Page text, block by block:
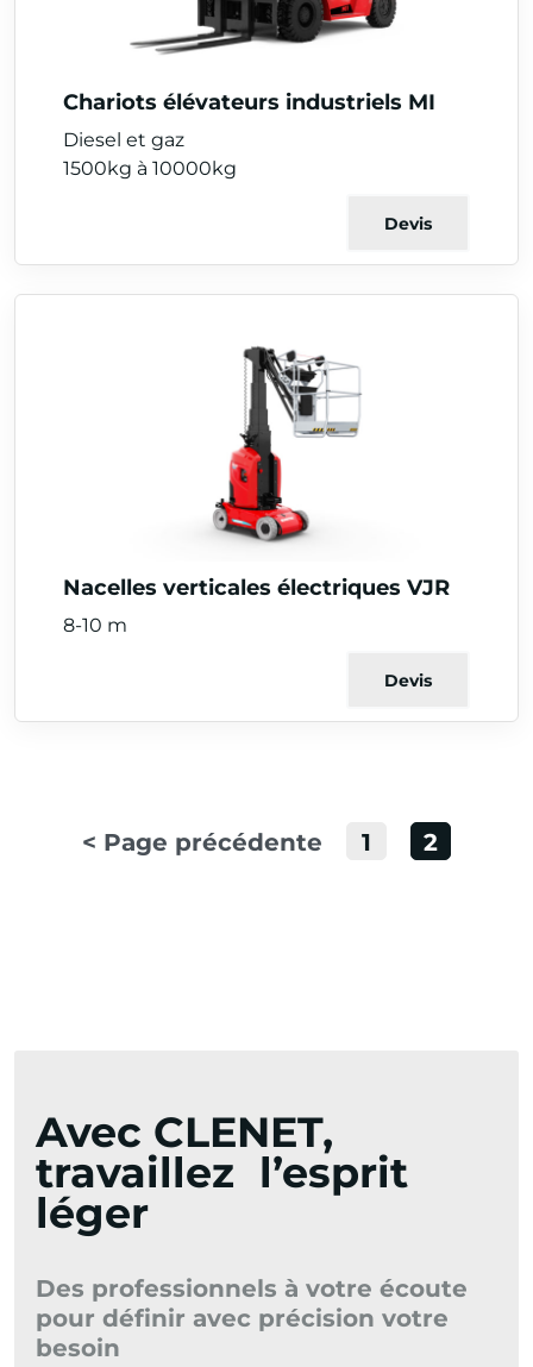
Chariots élévateurs industriels MI
Diesel et gaz
1500kg à 10000kg
Devis
Nacelles verticales électriques VJR
8-10 m
Devis
< Page précédente 1 2
Avec CLENET,
travaillez l’esprit
léger
Des professionnels à votre écoute
pour définir avec précision votre
besoin